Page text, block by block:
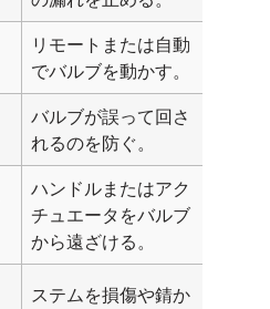
リモートまたは自動
でバルブを動かす。
バルブが誤って回さ
れるのを防ぐ。
ハンドルまたはアク
チュエータをバルブ
から遠ざける。
ステムを損傷や錆か